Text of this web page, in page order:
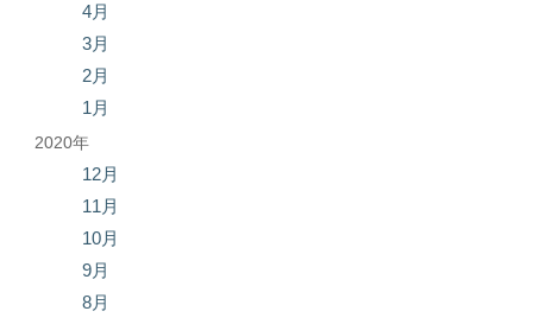
4月
3月
2月
1月
2020年
12月
11月
10月
9月
8月